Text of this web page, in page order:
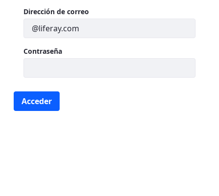
Login
Dirección de correo
Contraseña
Acceder